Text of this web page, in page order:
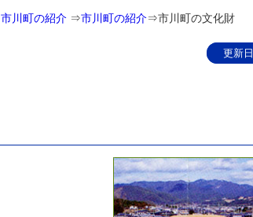
市川町の紹介 ⇒市川町の紹介⇒市川町の文化財
更新日